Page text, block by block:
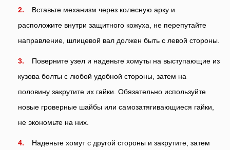
Вставьте механизм через колесную арку и
расположите внутри защитного кожуха, не перепутайте
направление, шлицевой вал должен быть с левой стороны.
Поверните узел и наденьте хомуты на выступающие из
кузова болты с любой удобной стороны, затем на
половину закрутите их гайки. Обязательно используйте
новые гроверные шайбы или самозатягивающиеся гайки,
не экономьте на них.
Наденьте хомут с другой стороны и закрутите, затем